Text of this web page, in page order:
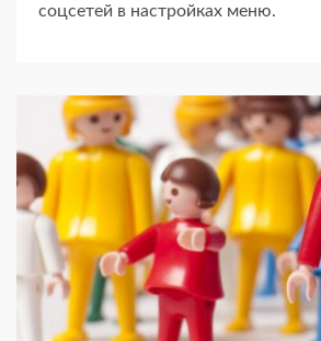
соцсетей в настройках меню.